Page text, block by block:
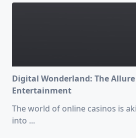
Digital Wonderland: The
Entertainment
The world of online casinos is
into ...